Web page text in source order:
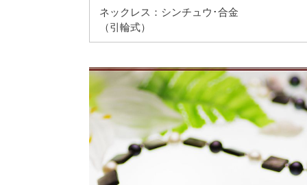
ネックレス：シンチュウ･合金
（引輪式）